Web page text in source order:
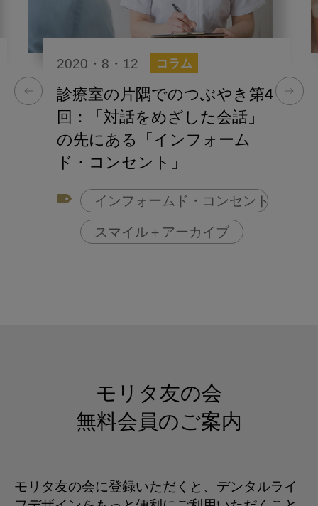
2020・8・12 コラム
診療室の片隅でのつぶやき第4
回：「対話をめざした会話」
の先にある「インフォーム
ド・コンセント」
インフォームド・コンセント
スマイル＋アーカイブ
モリタ友の会
無料会員のご案内
モリタ友の会に登録いただくと、デンタルライ